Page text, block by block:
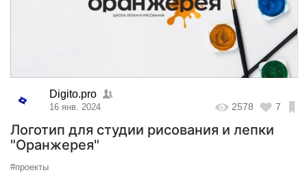
Digito.pro
16 янв. 2024 2578 7
Логотип для студии рисования и лепки
"Оранжерея"
#проекты